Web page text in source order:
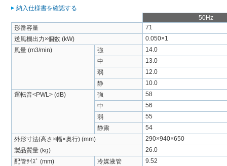
納入仕様書を確認する
50Hz
形番容量
71
送風機出力×個数 (kW)
0.050×1
風量 (m3/min)
強
14.0
中
13.0
弱
12.0
静
10.0
運転音<PWL> (dB)
強
58
中
56
弱
55
静粛
54
外形寸法(高さ×幅×奥行) (mm)
290×940×650
製品質量 (kg)
26.0
配管ｻｲｽﾞ (mm)
冷媒液管
9.52